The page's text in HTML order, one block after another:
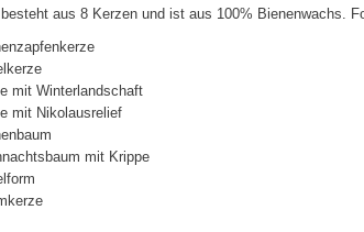
aus 8 Kerzen und ist aus 100% Bienenwachs.
mit Winterlandschaft
mit Nikolausrelief
mit Krippe